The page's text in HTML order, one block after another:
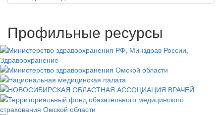
Профильные ресурсы